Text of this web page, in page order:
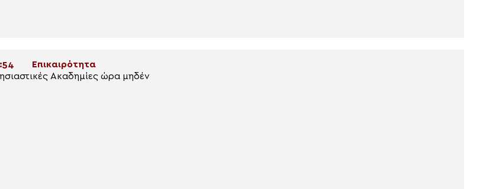
Επικαιρότητα
Ακαδημίες ώρα μηδέν